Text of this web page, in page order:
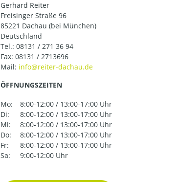
Gerhard Reiter
Freisinger Straße 96
85221 Dachau (bei München)
Deutschland
Tel.: 08131 / 271 36 94
Fax: 08131 / 2713696
Mail:
ÖFFNUNGSZEITEN
Mo:
8:00-12:00 / 13:00-17:00 Uhr
Di:
8:00-12:00 / 13:00-17:00 Uhr
Mi:
8:00-12:00 / 13:00-17:00 Uhr
Do:
8:00-12:00 / 13:00-17:00 Uhr
Fr:
8:00-12:00 / 13:00-17:00 Uhr
Sa:
9:00-12:00 Uhr